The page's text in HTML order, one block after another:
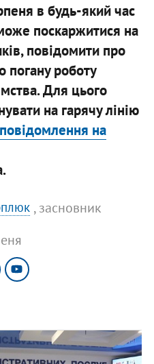
в будь-який час
поскаржитися на
повідомити про
погану роботу
Для цього
на гарячу лінію
на
, засновник